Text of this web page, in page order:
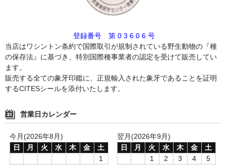
登録番号 第 0 3 6 0 6 号
当店はワシントン条約で国際取引が規制されている野生動物の『種
の保存法』に基づき、特別国際種事業者の認定を受けて販売してい
ます。
販売する全ての象牙印鑑に、正規輸入された象牙であることを証明
するCITESシールを添付いたします。
営業日カレンダー
今月(2026年8月)
日
月 火 水 木 金
土
1
翌月(2026年9月)
日
月 火 水 木 金
土
1
2 3 4
5